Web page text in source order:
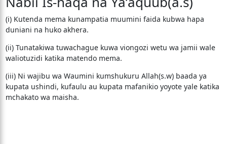
(i) Kutenda mema kunampatia muumini faida kubwa hapa
duniani na huko akhera.
(ii) Tunatakiwa tuwachague kuwa viongozi wetu wa jamii wale
waliotuzidi katika matendo mema.
(iii) Ni wajibu wa Waumini kumshukuru Allah(s.w) baada ya
kupata ushindi, kufaulu au kupata mafanikio yoyote yale katika
mchakato wa maisha.